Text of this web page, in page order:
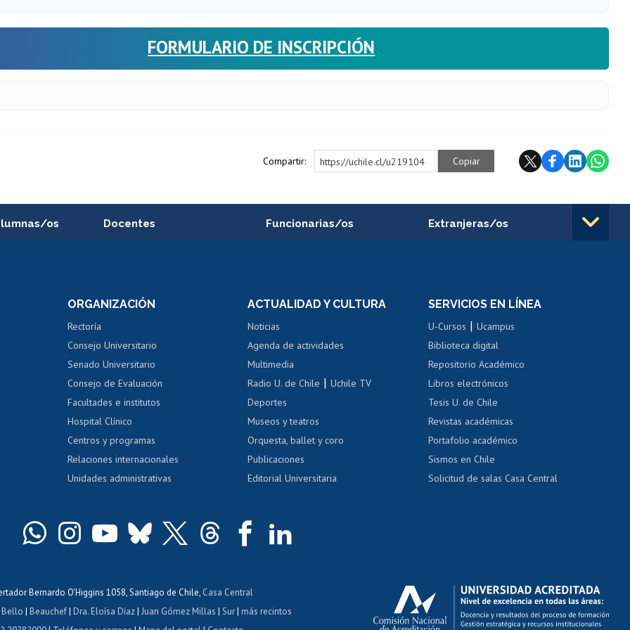
FORMULARIO DE INSCRIPCIÓN
Compartir: https://uchile.cl/u219104 Copiar
os
alumnos
exalumnos
Docentes
Perfeccionamiento
Evaluación docente
Calificación académica
Postulación al AUCAI
Funcionarias/os
Portal de movilidad interna
Certificado de renta
Certificado de renta
Extranjeras/os
Cursos de español
tecnológica Tarjeta TUI Acoso laboral, sexual y violencia Denuncias administrativas
ORGANIZACIÓN
Rectoría
Consejo Universitario
Senado Universitario
Consejo de Evaluación
Facultades e institutos
Hospital Clínico
Centros y programas
Relaciones internacionales
Unidades administrativas
ACTUALIDAD Y CULTURA
Noticias
Agenda de actividades
Multimedia
Radio U. de Chile |Uchile TV
Deportes
Museos y teatros
Orquesta, ballet y coro
Publicaciones
Editorial Universitaria
SERVICIOS EN LÍNEA
U-Cursos |Ucampus
Biblioteca digital
Repositorio Académico
Libros electrónicos
Tesis U. de Chile
Revistas académicas
Portafolio académico
Sismos en Chile
Solicitud de salas Casa Central
Bernardo O'Higgins 1058, Santiago de Chile, Casa Central
Bello | Beauchef| Dra. Eloísa Díaz| Juan Gómez Millas | Sur| más recintos